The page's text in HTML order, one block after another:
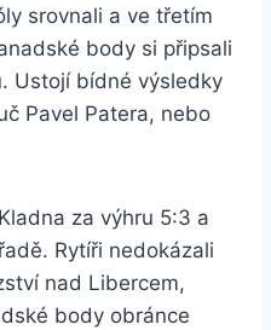
srovnali a ve třetím
body si připsali
Ustojí bídné výsledky
Pavel Patera, nebo
za výhru 5:3 a
Rytíři nedokázali
nad Libercem,
body obránce